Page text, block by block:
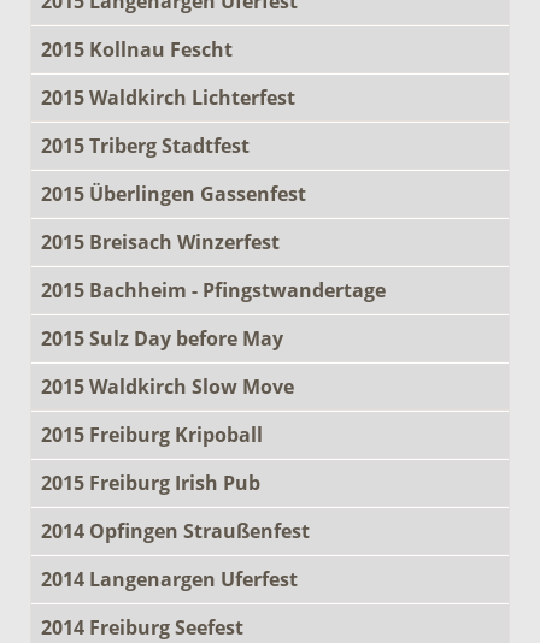
2015 Kollnau Fescht
2015 Waldkirch Lichterfest
2015 Triberg Stadtfest
2015 Überlingen Gassenfest
2015 Breisach Winzerfest
2015 Bachheim - Pfingstwandertage
2015 Sulz Day before May
2015 Waldkirch Slow Move
2015 Freiburg Kripoball
2015 Freiburg Irish Pub
2014 Opfingen Straußenfest
2014 Langenargen Uferfest
2014 Freiburg Seefest